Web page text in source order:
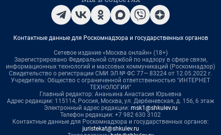
Контактные данные для Роскомнадзора и государственных органов
Сетевое издание «Москва онлайн» (18+)
Зарегистрировано Федеральной службой по надзору в сфере связи,
информационных технологий и массовых коммуникаций (Роскомнадзор)
Свидетельство о регистрации СМИ ЭЛ № ФС 77— 83224 от 12.05.2022 г.
Учредитель: Общество с ограниченной ответственностью "ИНТЕРНЕТ
ТЕХНОЛОГИИ"
Главный редактор: Ананьина Анастасия Юрьевна
Адрес редакции: 115114, Россия, Москва, ул. Дербеневская, д. 15б, 6 этаж
Электронный адрес редакции: msk1@shkulev.ru
Телефон редакции: +7 982 630 3102
Контактные данные для Роскомнадзора и государственных органов:
juristekat@shkulev.ru